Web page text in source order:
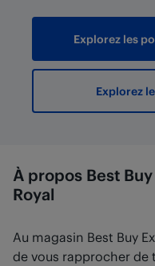
Explorez les
Explorez
À propos Best
Royal
Au magasin Best Buy
de vous rapprocher de